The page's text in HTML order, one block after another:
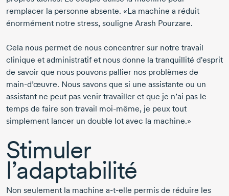
remplacer la personne absente. «La machine a réduit
énormément notre stress, souligne Arash Pourzare.
Cela nous permet de nous concentrer sur notre travail
clinique et administratif et nous donne la tranquillité d'esprit
de savoir que nous pouvons pallier nos problèmes de
main-d’œuvre. Nous savons que si une assistante ou un
assistant ne peut pas venir travailler et que je n’ai pas le
temps de faire son travail moi-même, je peux tout
simplement lancer un double lot avec la machine.»
Stimuler
l’adaptabilité
Non seulement la machine a-t-elle permis de réduire les